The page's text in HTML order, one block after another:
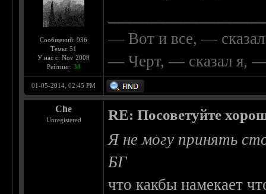
Сообщений: 936
Темы: 51
У нас с: Nov 2009
Рейтинг: 38
— Вот и все, —
— Черт, — сказал я, —
01-05-2014, 02:45 PM
Che
Unregistered RE: Посоветуйте
Я не могу принять
БГ
что какбы намекает